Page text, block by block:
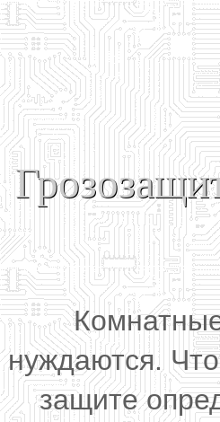
нуждаются.
защите